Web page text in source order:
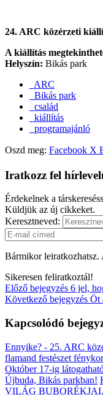
24. ARC közérzeti
A kiállítás
Helyszín: Bikás park
ARC
Bikás park
család
kiállítás
programajánló
Oszd meg: Facebook X
Iratkozz fel
Érdekelnek a
Küldjük az új cikkeket.
Keresztneved:
Bármikor leiratkozhatsz.
Sikeresen feliratkoztál!
Előző bejegyzés 6 jel,
Következő bejegyzés Öt
Kapcsolódó
Ennyike? - 25. ARC
flamand festészet
Október 17-ig
Újbuda, Bikás parkban!
VILÁG BUBORÉKJAI,